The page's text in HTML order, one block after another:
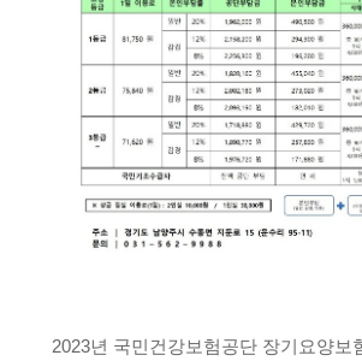
2023년 국민건강보험공단 장기요양보